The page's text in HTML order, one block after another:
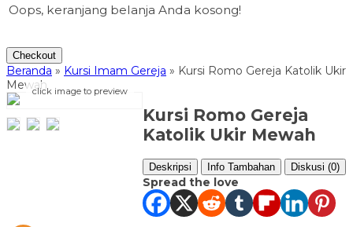
Oops, keranjang belanja Anda kosong!
Checkout
Beranda » Kursi Imam Gereja » Kursi Romo Gereja Katolik Ukir
Mewahclick image to preview
Kursi Romo Gereja
Katolik Ukir Mewah
Deskripsi Info Tambahan Diskusi (0)
Spread the love